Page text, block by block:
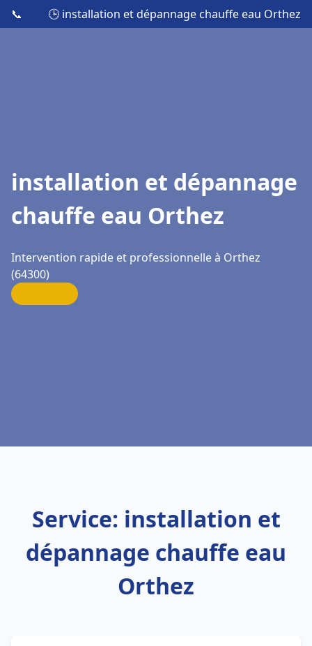
📞 🕒 installation et dépannage chauffe eau Orthez
installation et dépannage
chauffe eau Orthez
Intervention rapide et professionnelle à Orthez
(64300)
Service: installation et
dépannage chauffe eau
Orthez